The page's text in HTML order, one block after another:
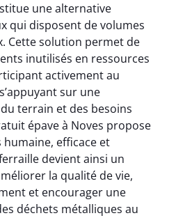
une alternative
qui disposent de volumes
Cette solution permet de
inutilisés en ressources
activement au
sur une
terrain et des besoins
épave à Noves propose
efficace et
devient ainsi un
la qualité de vie,
et encourager une
déchets métalliques au